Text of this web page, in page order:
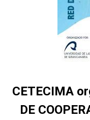
CETECIMA
DE